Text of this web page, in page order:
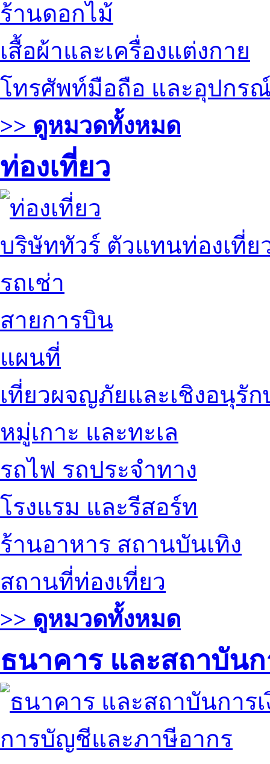
ร้านดอกไม้
เสื้อผ้าและเครื่องแต่งกาย
โทรศัพท์มือถือ และอุปกร
>> ดูหมวดทั้งหมด
ท่องเที่ยว
บริษัททัวร์ ตัวแทนท่องเที่ย
รถเช่า
สายการบิน
แผนที่
เที่ยวผจญภัยและเชิงอนุรัก
หมู่เกาะ และทะเล
รถไฟ รถประจำทาง
โรงแรม และรีสอร์ท
ร้านอาหาร สถานบันเทิง
สถานที่ท่องเที่ยว
>> ดูหมวดทั้งหมด
ธนาคาร และสถาบันก
การบัญชีและภาษีอากร